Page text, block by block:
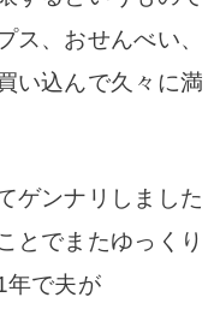
ス、おせんべい、
い込んで久々に満
ゲンナリしました
とでまたゆっくり
年で夫が